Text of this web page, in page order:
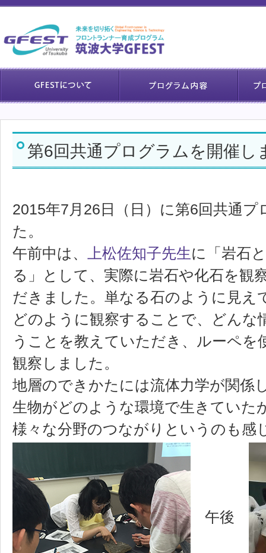
第6回共通プログラムを開催し
2015年7月26日（日）に第6回共通
た。
午前中は、
上松佐知子先生に「岩石
る」として、実際に岩石や化石を観
だきました。単なる石のように見え
どのように観察することで、どんな
うことを教えていただき、ルーペを
観察しました。
地層のできかたには流体力学が関係
生物がどのような環境で生きていた
様々な分野のつながりというのも感
午後